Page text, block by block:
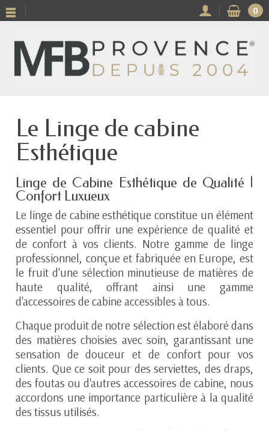
0
Le Linge de cabine
Esthétique
Linge de Cabine Esthétique de Qualité |
Confort Luxueux
Le linge de cabine esthétique constitue un élément
essentiel pour offrir une expérience de qualité et
de confort à vos clients. Notre gamme de linge
professionnel, conçue et fabriquée en Europe, est
le fruit d'une sélection minutieuse de matières de
haute qualité, offrant ainsi une gamme
d'accessoires de cabine accessibles à tous.
Chaque produit de notre sélection est élaboré dans
des matières choisies avec soin, garantissant une
sensation de douceur et de confort pour vos
clients. Que ce soit pour des serviettes, des draps,
des foutas ou d'autres accessoires de cabine, nous
accordons une importance particulière à la qualité
des tissus utilisés.